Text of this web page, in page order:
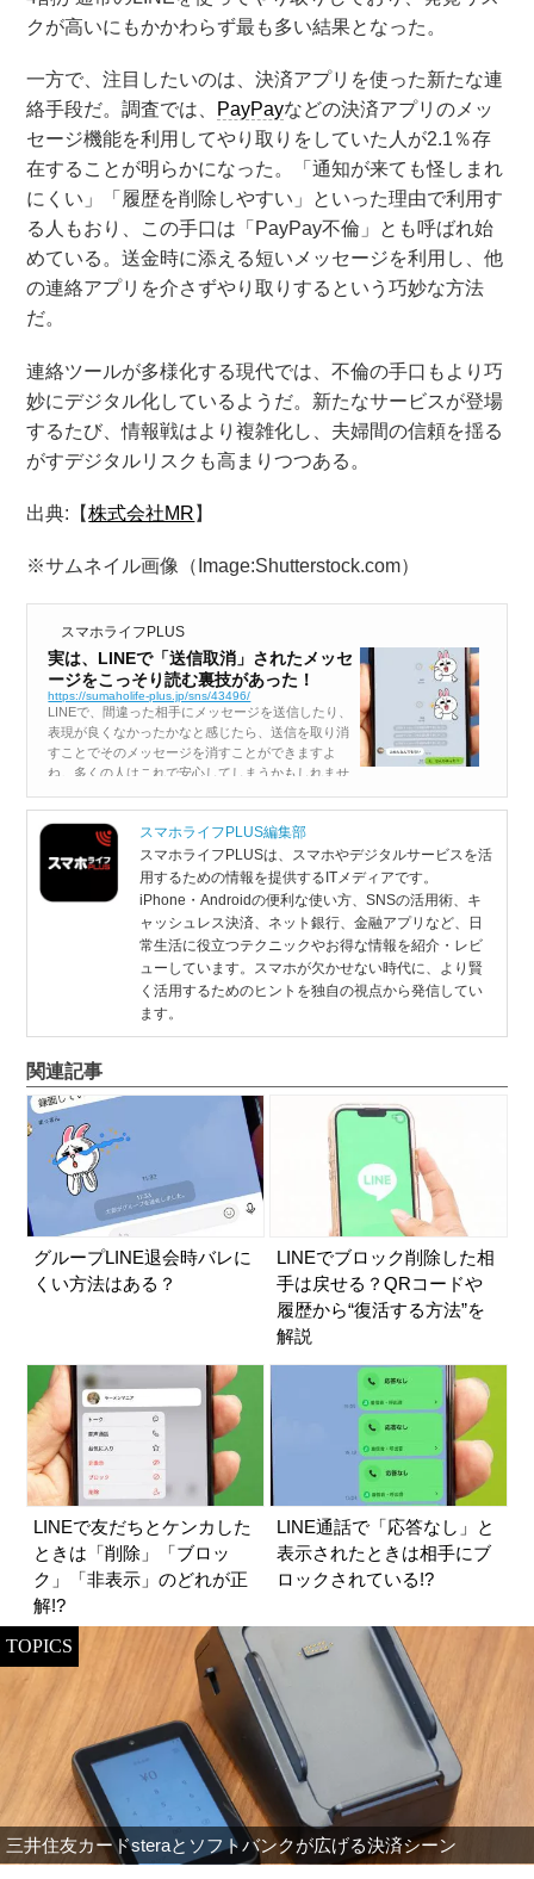
クが高いにもかかわらず最も多い結果となった。
一方で、注目したいのは、決済アプリを使った新たな連
絡手段だ。調査では、 PayPayなどの決済アプリのメッ
セージ機能を利用してやり取りをしていた人が2.1％存
在することが明らかになった。「通知が来ても怪しまれ
にくい」「履歴を削除しやすい」といった理由で利用す
る人もおり、この手口は「PayPay不倫」とも呼ばれ始
めている。送金時に添える短いメッセージを利用し、他
の連絡アプリを介さずやり取りするという巧妙な方法
だ。
連絡ツールが多様化する現代では、不倫の手口もより巧
妙にデジタル化しているようだ。新たなサービスが登場
するたび、情報戦はより複雑化し、夫婦間の信頼を揺る
がすデジタルリスクも高まりつつある。
出典:【株式会社MR 】
※サムネイル画像（Image:Shutterstock.com）
スマホライフPLUS
実は、LINEで「送信取消」されたメッセ
ージをこっそり読む裏技があった！
https://sumaholife-plus.jp/sns/43496/
LINEで、間違った相手にメッセージを送信したり、
表現が良くなかったかなと感じたら、送信を取り消
すことでそのメッセージを消すことができますよ
ね。多くの人はこれで安心してしまうかもしれませ
こっそり読む裏技があるんです！...
スマホライフPLUS編集部
スマホライフPLUSは、スマホやデジタルサービスを活
用するための情報を提供するITメディアです。
iPhone・Androidの便利な使い方、SNSの活用術、キ
ャッシュレス決済、ネット銀行、金融アプリなど、日
常生活に役立つテクニックやお得な情報を紹介・レビ
ューしています。スマホが欠かせない時代に、より賢
く活用するためのヒントを独自の視点から発信してい
ます。
関連記事
グループLINE退会時バレに
くい方法はある？
LINEでブロック削除した相
手は戻せる？QRコードや
履歴から“復活する方法”を
解説
LINEで友だちとケンカした
ときは「削除」「ブロッ
ク」「非表示」のどれが正
解!?
LINE通話で「応答なし」と
表示されたときは相手にブ
ロックされている!?
TOPICS
三井住友カードsteraとソフトバンクが広げる決済シーン